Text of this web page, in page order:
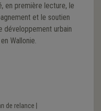
en première lecture, le
et le soutien
développement urbain
Wallonie.
de relance